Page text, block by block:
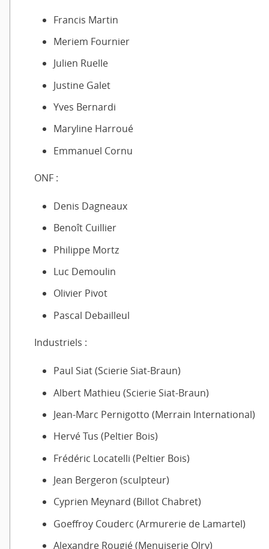
Francis Martin
Meriem Fournier
Julien Ruelle
Justine Galet
Yves Bernardi
Maryline Harroué
Emmanuel Cornu
ONF :
Denis Dagneaux
Benoît Cuillier
Philippe Mortz
Luc Demoulin
Olivier Pivot
Pascal Debailleul
Industriels :
Paul Siat (Scierie Siat-Braun)
Albert Mathieu (Scierie Siat-Braun)
Jean-Marc Pernigotto (Merrain International)
Hervé Tus (Peltier Bois)
Frédéric Locatelli (Peltier Bois)
Jean Bergeron (sculpteur)
Cyprien Meynard (Billot Chabret)
Goeffroy Couderc (Armurerie de Lamartel)
Alexandre Rougié (Menuiserie Olry)